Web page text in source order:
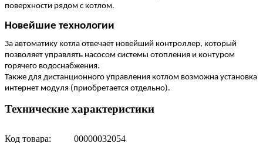
поверхности рядом с котлом.
Новейшие технологии
За автоматику котла отвечает новейший контроллер, который
позволяет управлять насосом системы отопления и контуром
горячего водоснабжения.
Также для дистанционного управления котлом возможна установка
интернет модуля (приобретается отдельно).
Технические характеристики
Код товара: 00000032054